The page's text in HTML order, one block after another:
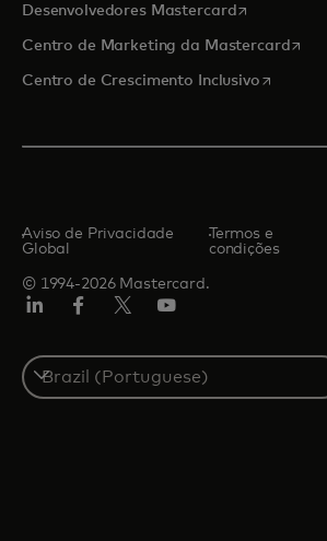
Desenvolvedores Mastercardabre em
Centro de Marketing da Mastercardabre
Centro de Crescimento Inclusivoabre em
© 1994-2026 Mastercard.
Aviso de Privacidade
Global
Termos e
condições
Select
a
country